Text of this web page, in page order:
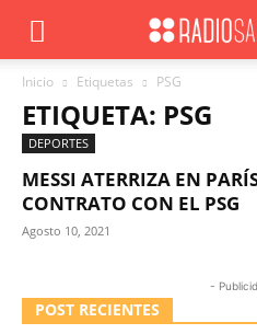
Inicio Etiquetas PSG
ETIQUETA: PSG
DEPORTES
MESSI ATERRIZA EN
CONTRATO CON EL PSG
Agosto 10, 2021
-
POST RECIENTES